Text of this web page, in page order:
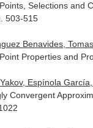
Selections and
503-515
Benavides,
Properties and
Espínola
Convergent